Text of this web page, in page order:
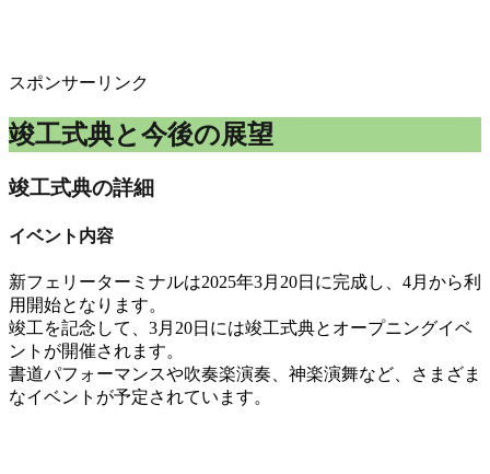
スポンサーリンク
竣工式典と今後の展望
竣工式典の詳細
イベント内容
新フェリーターミナルは2025年3月20日に完成し 、 4月から利
用開始となります。
竣工を記念 して、 3月20日 には竣工式典と オープニングイベ
ント が開催されます。
書道パフォーマンスや吹奏楽演奏、 神楽演舞など、
さまざま
なイベント が予定されています。